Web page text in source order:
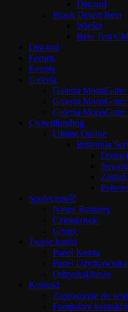
Discord
Black Desert Beta
Wieści
Beta Test
Discord
Forum
Eventy
Galeria
Galeria
Galeria
Galeria
Crowdfunding
Ultima Online
Britannia
Społeczność
Nasze Bannery
Członkowie
Grupy
Twoje konto
Panel Konta
Panel Użytkownika
Odzyskaj hasło
Kontakt
Zaproszenie do
Formularz